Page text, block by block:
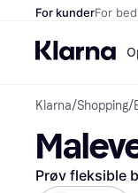
For kunderFor
Klarna/Shopping/
Prøv fleksible